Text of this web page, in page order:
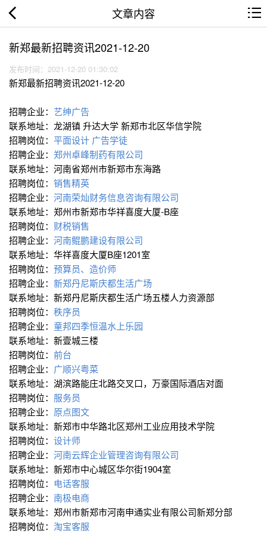
文章内容
新郑最新招聘资讯2021-12-20
发布时间：2021-12-20 01:30:02
新郑最新招聘资讯2021-12-20
招聘企业： 艺绅广告
联系地址：龙湖镇 升达大学 新郑市北区华信学院
招聘岗位： 平面设计 广告学徒
招聘企业： 郑州卓峰制药有限公司
联系地址：河南省郑州市新郑市东海路
招聘岗位： 销售精英
招聘企业： 河南荣灿财务信息咨询有限公司
联系地址：郑州市新郑市华祥喜度大厦-B座
招聘岗位： 财税销售
招聘企业： 河南鲲鹏建设有限公司
联系地址：华祥喜度大厦B座1201室
招聘岗位： 预算员、造价师
招聘企业： 新郑丹尼斯庆都生活广场
联系地址：新郑丹尼斯庆都生活广场五楼人力资源部
招聘岗位： 秩序员
招聘企业： 童邦四季恒温水上乐园
联系地址：新壹城三楼
招聘岗位： 前台
招聘企业： 广顺兴粤菜
联系地址：湖滨路能庄北路交叉口，万豪国际酒店对面
招聘岗位： 服务员
招聘企业： 原点图文
联系地址：新郑市中华路北区郑州工业应用技术学院
招聘岗位： 设计师
招聘企业： 河南云辉企业管理咨询有限公司
联系地址：新郑市中心城区华尔街1904室
招聘岗位： 电话客服
招聘企业： 南极电商
联系地址：郑州市新郑市河南申通实业有限公司新郑分部
招聘岗位： 淘宝客服